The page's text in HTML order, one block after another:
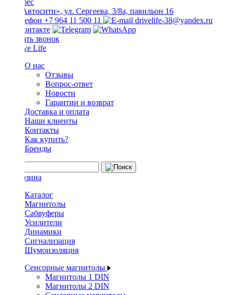
ТЦ «Автосити», ул. Сергеева, 3/8а, павильон 16
+7 964 11 500 11
drivelife-38@yandex.ru
Заказать звонок
О нас
Отзывы
Вопрос-ответ
Новости
Гарантии и возврат
Доставка и оплата
Наши клиенты
Контакты
Как купить?
Бренды
Каталог
Магнитолы
Сабвуферы
Усилители
Динамики
Сигнализация
Шумоизоляция
Сенсорные магнитолы
Магнитолы 1 DIN
Магнитолы 2 DIN